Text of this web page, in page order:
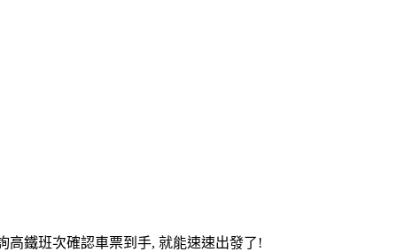
高鐵班次確認車票到手, 就能速速出發了!